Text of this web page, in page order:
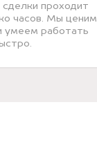
сделки проходит
часов. Мы ценим
умеем работать